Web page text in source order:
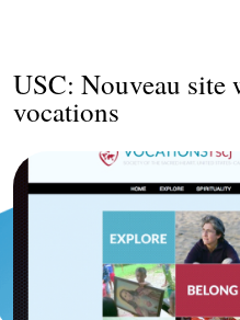
USC: Nouveau site
vocations